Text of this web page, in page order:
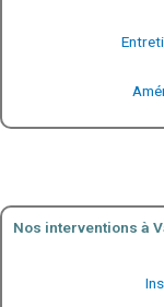
Nos interventions à